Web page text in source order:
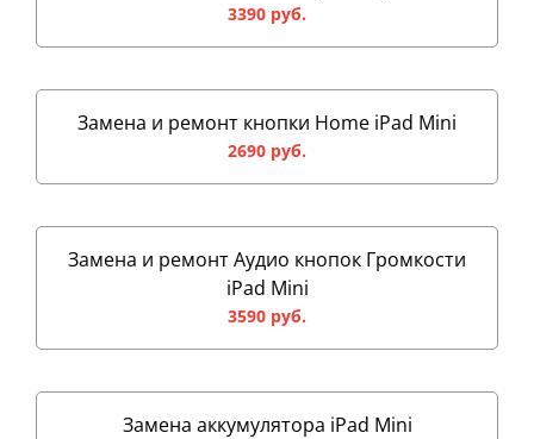
3390 руб.
Замена и ремонт кнопки Home iPad Mini
2690 руб.
Замена и ремонт Аудио кнопок Громкости
iPad Mini
3590 руб.
Замена аккумулятора iPad Mini